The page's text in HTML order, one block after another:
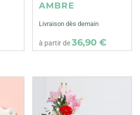
AMBRE
Livraison dès demain
à partir de36,90 €